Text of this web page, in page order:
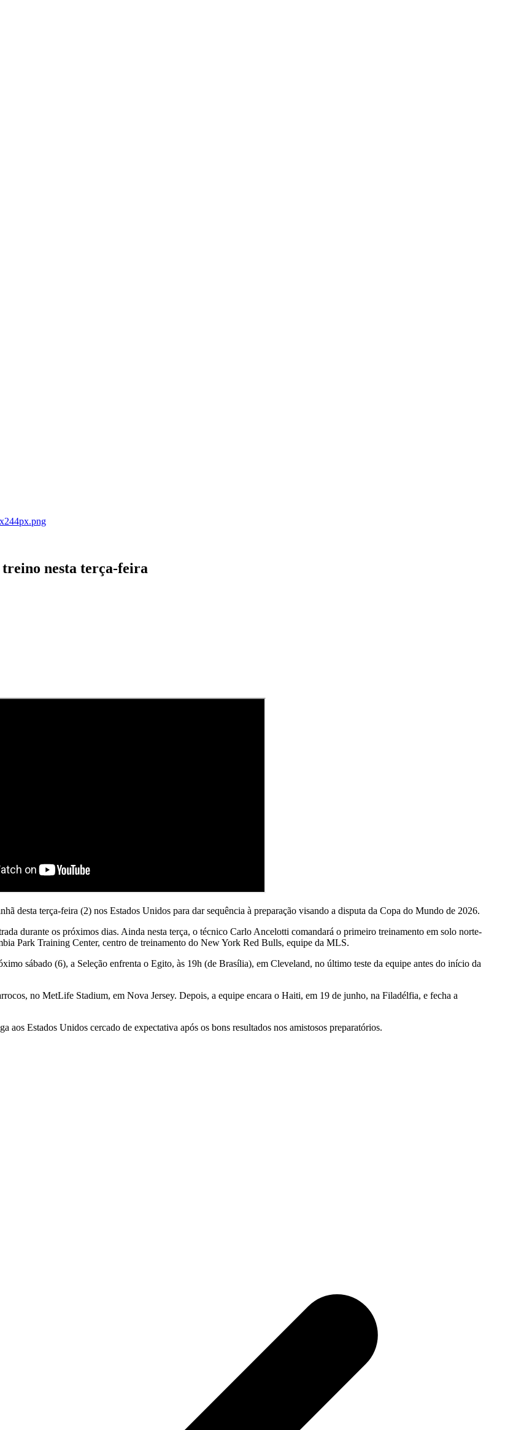
nesta terça-feira
desta terça-feira (2) nos Estados Unidos para dar sequência à preparação visando a disputa da Copa do Mundo de 2026.
durante os próximos dias. Ainda nesta terça, o técnico Carlo Ancelotti comandará o primeiro treinamento em solo norte-
Park Training Center, centro de treinamento do New York Red Bulls, equipe da MLS.
sábado (6), a Seleção enfrenta o Egito, às 19h (de Brasília), em Cleveland, no último teste da equipe antes do início da
no MetLife Stadium, em Nova Jersey. Depois, a equipe encara o Haiti, em 19 de junho, na Filadélfia, e fecha a
Estados Unidos cercado de expectativa após os bons resultados nos amistosos preparatórios.